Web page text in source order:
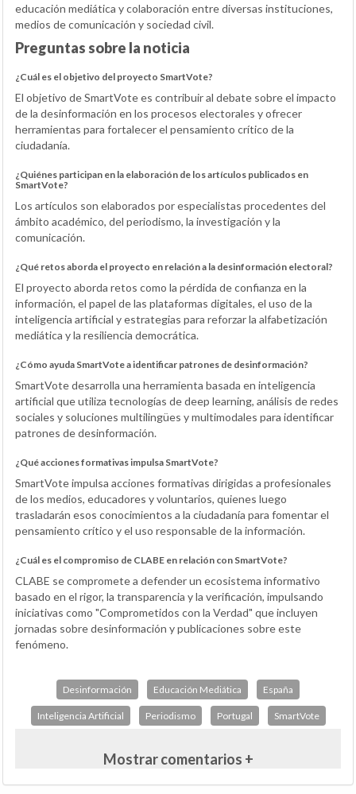
educación mediática y colaboración entre diversas instituciones,
medios de comunicación y sociedad civil.
Preguntas sobre la noticia
¿Cuál es el objetivo del proyecto SmartVote?
El objetivo de SmartVote es contribuir al debate sobre el impacto
de la desinformación en los procesos electorales y ofrecer
herramientas para fortalecer el pensamiento crítico de la
ciudadanía.
¿Quiénes participan en la elaboración de los artículos publicados en
SmartVote?
Los artículos son elaborados por especialistas procedentes del
ámbito académico, del periodismo, la investigación y la
comunicación.
¿Qué retos aborda el proyecto en relación a la desinformación electoral?
El proyecto aborda retos como la pérdida de confianza en la
información, el papel de las plataformas digitales, el uso de la
inteligencia artificial y estrategias para reforzar la alfabetización
mediática y la resiliencia democrática.
¿Cómo ayuda SmartVote a identificar patrones de desinformación?
SmartVote desarrolla una herramienta basada en inteligencia
artificial que utiliza tecnologías de deep learning, análisis de redes
sociales y soluciones multilingües y multimodales para identificar
patrones de desinformación.
¿Qué acciones formativas impulsa SmartVote?
SmartVote impulsa acciones formativas dirigidas a profesionales
de los medios, educadores y voluntarios, quienes luego
trasladarán esos conocimientos a la ciudadanía para fomentar el
pensamiento crítico y el uso responsable de la información.
¿Cuál es el compromiso de CLABE en relación con SmartVote?
CLABE se compromete a defender un ecosistema informativo
basado en el rigor, la transparencia y la verificación, impulsando
iniciativas como "Comprometidos con la Verdad" que incluyen
jornadas sobre desinformación y publicaciones sobre este
fenómeno.
Desinformación Educación Mediática España
Inteligencia Artificial Periodismo Portugal SmartVote
Mostrar comentarios +